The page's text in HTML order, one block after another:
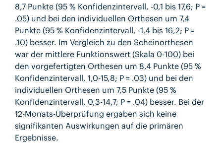
8,7 Punkte (95 % Konfidenzintervall, -0,1 bis 17,6; P =
.05) und bei den individuellen Orthesen um 7,4
Punkte (95 % Konfidenzintervall, -1,4 bis 16,2; P =
.10) besser. Im Vergleich zu den Scheinorthesen
war der mittlere Funktionswert (Skala 0-100) bei
den vorgefertigten Orthesen um 8,4 Punkte (95 %
Konfidenzintervall, 1,0-15,8; P = .03) und bei den
individuellen Orthesen um 7,5 Punkte (95 %
Konfidenzintervall, 0,3-14,7; P = .04) besser. Bei der
12-Monats-Überprüfung ergaben sich keine
signifikanten Auswirkungen auf die primären
Ergebnisse.